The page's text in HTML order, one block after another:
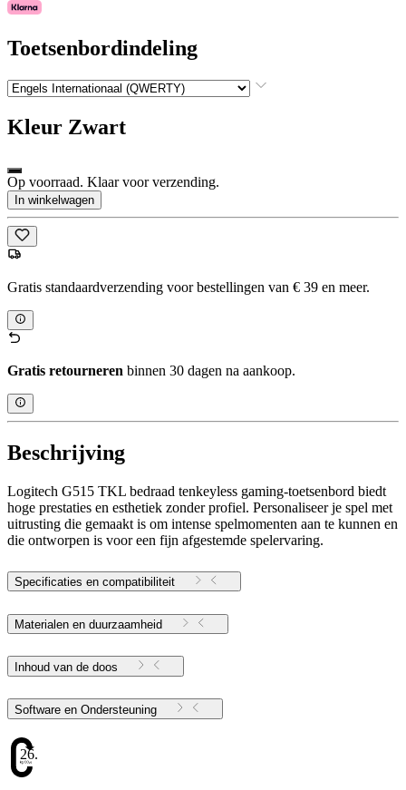
Toetsenbordindeling
Kleur Zwart
Op voorraad. Klaar voor verzending.
In winkelwagen
Gratis standaardverzending voor bestellingen van € 39 en meer.
Gratis retourneren binnen 30 dagen na aankoop.
Beschrijving
Logitech G515 TKL bedraad tenkeyless gaming-toetsenbord biedt
hoge prestaties en esthetiek zonder profiel. Personaliseer je spel met
uitrusting die gemaakt is om intense spelmomenten aan te kunnen en
die ontworpen is voor een fijn afgestemde spelervaring.
Specificaties en compatibiliteit
Materialen en duurzaamheid
Inhoud van de doos
Software en Ondersteuning
26.72